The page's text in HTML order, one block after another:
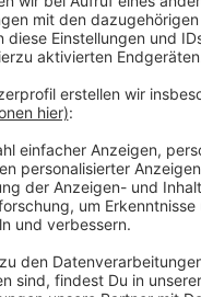
NRW wäre
Anzeige
NRW wäre
ähnliches nur
Jahreshälfte
Es gibt